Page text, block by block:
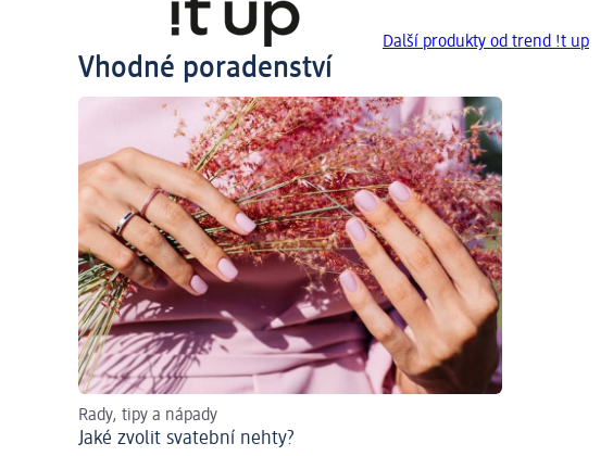
Další produkty od trend !t up
Vhodné poradenství
Rady, tipy a nápady
Jaké zvolit svatební nehty?